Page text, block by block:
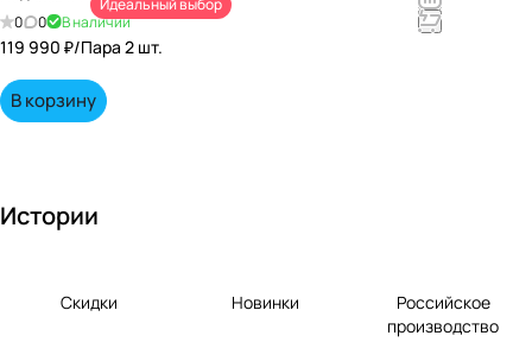
непревзойд
0 0 В наличии
Идеальный выбор
119 990 ₽/Пара 2 шт.
В корзину
Истории
Скидки Новинки
Российское
производство